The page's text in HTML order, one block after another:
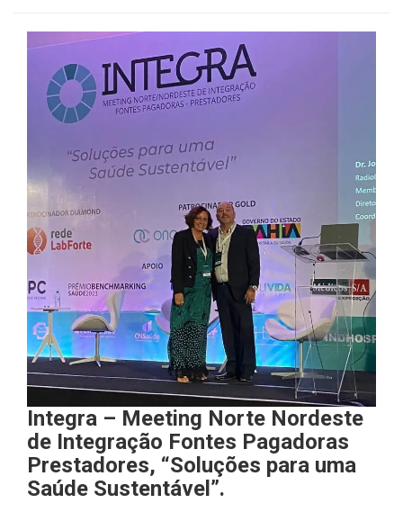
Integra – Meeting Norte Nordeste
de Integração Fontes Pagadoras
Prestadores, “Soluções para uma
Saúde Sustentável”.